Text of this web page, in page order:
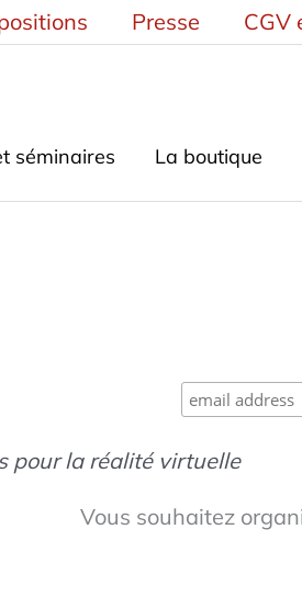
Presse CGV
séminaires La boutique
pour la réalité virtuelle
Vous souhaitez